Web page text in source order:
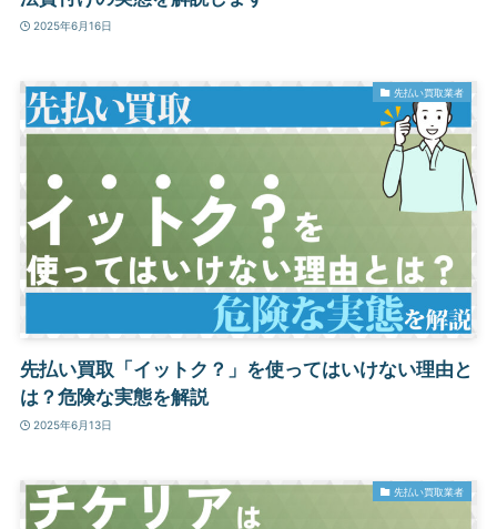
2025年6月16日
先払い買取業者
先払い買取「イットク？」を使ってはいけない理由と
は？危険な実態を解説
2025年6月13日
先払い買取業者